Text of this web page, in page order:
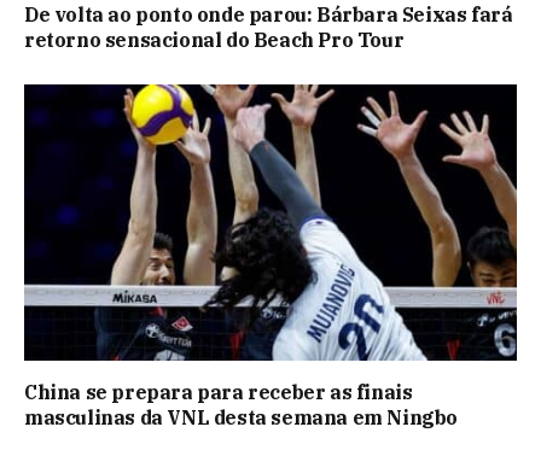
De volta ao ponto onde parou: Bárbara Seixas fará
retorno sensacional do Beach Pro Tour
China se prepara para receber as finais
masculinas da VNL desta semana em Ningbo